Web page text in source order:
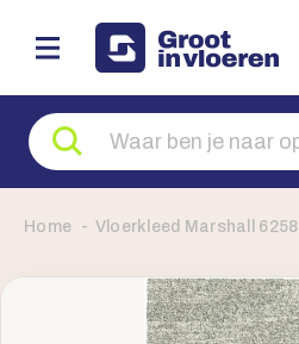
Zoeken
naar
producten
Home Vloerkleed Marshall 6258